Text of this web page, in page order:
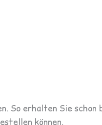
So erhalten Sie schon
können.